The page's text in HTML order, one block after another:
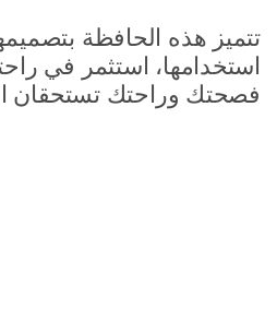
تتميز هذه الحافظة
استخدامها، استثمر في
فصحتك وراحتك تستحقان